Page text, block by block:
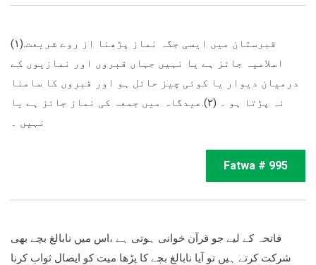
(۱).قبرستان میں ایسی جگہ نماز پڑھنا از روے شریعت
اسلامیہ جائز ہے یا نہیں جہاں قبروں اور نمازیوں کے
درمیان دیوار یا کوئی چیز حائل ہو اور قبروں کا سامنا
نہ پڑتا ہو ۔ (۲).عیدگاہ میں جمعہ کی نماز جائز ہے یا
نہیں ۔
Fatwa # 995
فاتحہ کے لیے جو قرآن خوانی ہوتی ہے ،اس میں نابالغ بچے بھی
شرکت کرتے ہیں تو آیا نابالغ بچے کا پڑھا میت کو ایصال ثواب کرنا